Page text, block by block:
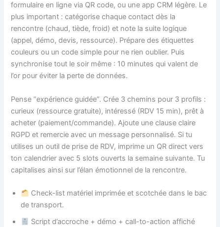
formulaire en ligne via QR code, ou une app CRM légère. Le
plus important : catégorise chaque contact dès la
rencontre (chaud, tiède, froid) et note la suite logique
(appel, démo, devis, ressource). Prépare des étiquettes
couleurs ou un code simple pour ne rien oublier. Puis
synchronise tout le soir même : 10 minutes qui valent de
l’or pour éviter la perte de données.
Pense “expérience guidée”. Crée 3 chemins pour 3 profils :
curieux (ressource gratuite), intéressé (RDV 15 min), prêt à
acheter (paiement/commande). Ajoute une clause claire
RGPD et remercie avec un message personnalisé. Si tu
utilises un outil de prise de RDV, imprime un QR direct vers
ton calendrier avec 5 slots ouverts la semaine suivante. Tu
capitalises ainsi sur l’élan émotionnel de la rencontre.
Check-list matériel imprimée et scotchée dans le bac
de transport.
Script d’accroche + démo + call-to-action affiché